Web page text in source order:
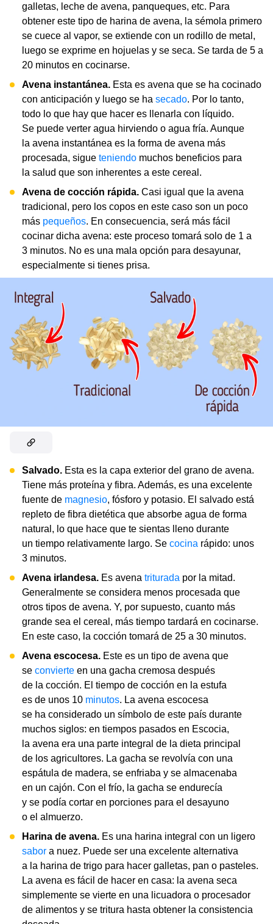
galletas, leche de avena, panqueques, etc. Para
obtener este tipo de harina de avena, la sémola primero
se cuece al vapor, se extiende con un rodillo de metal,
luego se exprime en hojuelas y se seca. Se tarda de 5 a
20 minutos en cocinarse.
Avena instantánea. Esta es avena que se ha cocinado
con anticipación y luego se ha secado. Por lo tanto,
todo lo que hay que hacer es llenarla con líquido.
Se puede verter agua hirviendo o agua fría. Aunque
la avena instantánea es la forma de avena más
procesada, sigue teniendo muchos beneficios para
la salud que son inherentes a este cereal.
Avena de cocción rápida. Casi igual que la avena
tradicional, pero los copos en este caso son un poco
más pequeños. En consecuencia, será más fácil
cocinar dicha avena: este proceso tomará solo de 1 a
3 minutos. No es una mala opción para desayunar,
especialmente si tienes prisa.
Salvado. Esta es la capa exterior del grano de avena.
Tiene más proteína y fibra. Además, es una excelente
fuente de magnesio, fósforo y potasio. El salvado está
repleto de fibra dietética que absorbe agua de forma
natural, lo que hace que te sientas lleno durante
un tiempo relativamente largo. Se cocina rápido: unos
3 minutos.
Avena irlandesa. Es avena triturada por la mitad.
Generalmente se considera menos procesada que
otros tipos de avena. Y, por supuesto, cuanto más
grande sea el cereal, más tiempo tardará en cocinarse.
En este caso, la cocción tomará de 25 a 30 minutos.
Avena escocesa. Este es un tipo de avena que
se convierte en una gacha cremosa después
de la cocción. El tiempo de cocción en la estufa
es de unos 10 minutos. La avena escocesa
se ha considerado un símbolo de este país durante
muchos siglos: en tiempos pasados ​​en Escocia,
la avena era una parte integral de la dieta principal
de los agricultores. La gacha se revolvía con una
espátula de madera, se enfriaba y se almacenaba
en un cajón. Con el frío, la gacha se endurecía
y se podía cortar en porciones para el desayuno
o el almuerzo.
Harina de avena. Es una harina integral con un ligero
sabor a nuez. Puede ser una excelente alternativa
a la harina de trigo para hacer galletas, pan o pasteles.
La avena es fácil de hacer en casa: la avena seca
simplemente se vierte en una licuadora o procesador
de alimentos y se tritura hasta obtener la consistencia